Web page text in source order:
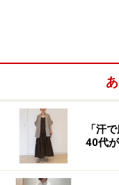
「汗
40代